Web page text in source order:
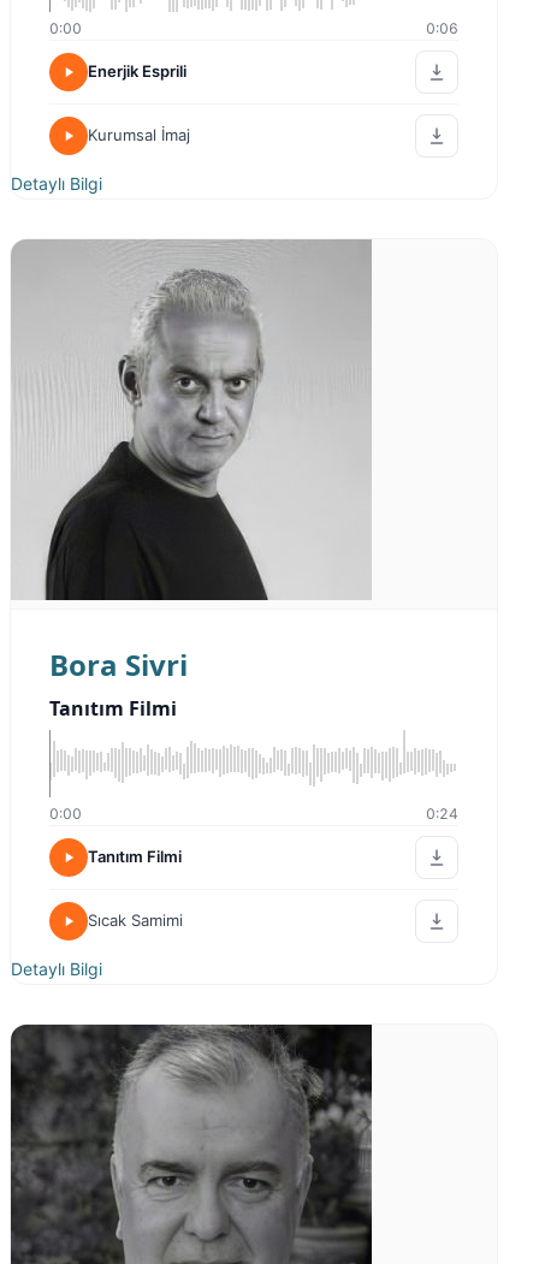
0:00 0:06
Enerjik Esprili
Kurumsal İmaj
Detaylı Bilgi
Bora Sivri
Tanıtım Filmi
0:00 0:24
Tanıtım Filmi
Sıcak Samimi
Detaylı Bilgi